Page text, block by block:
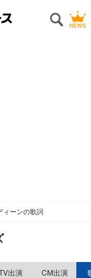
ィーンの歌詞
出演 CM出演